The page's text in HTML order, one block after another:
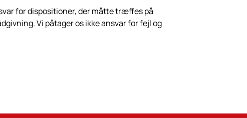
for dispositioner, der måtte træffes på
Vi påtager os ikke ansvar for fejl og